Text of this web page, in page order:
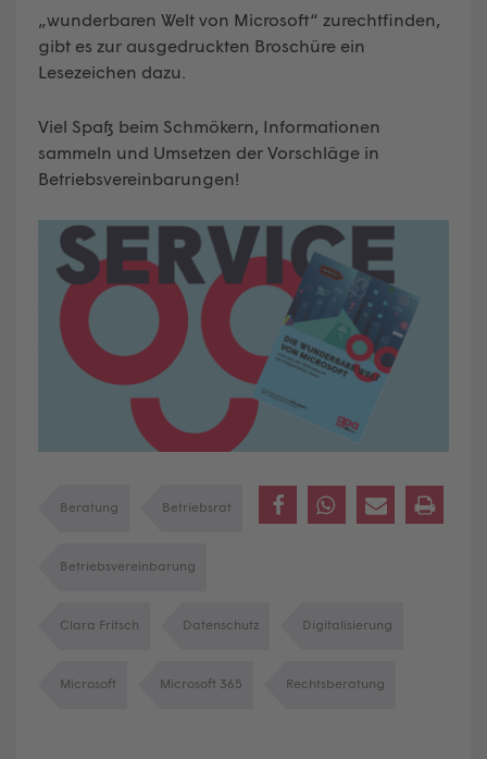
„wunderbaren Welt von Microsoft“ zurechtfinden,
gibt es zur ausgedruckten Broschüre ein
Lesezeichen dazu.
Viel Spaß beim Schmökern, Informationen
sammeln und Umsetzen der Vorschläge in
Betriebsvereinbarungen!
Beratung Betriebsrat
Betriebsvereinbarung
Clara Fritsch Datenschutz Digitalisierung
Microsoft Microsoft 365 Rechtsberatung